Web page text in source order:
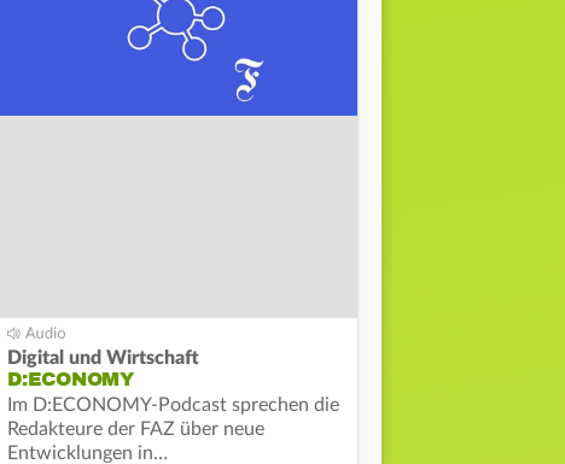
Digital und Wirtschaft
D:ECONOMY
Im D:ECONOMY-Podcast sprechen die
Redakteure der FAZ über neue
Entwicklungen in…